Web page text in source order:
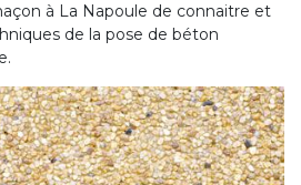
à La Napoule de connaitre et
de la pose de béton